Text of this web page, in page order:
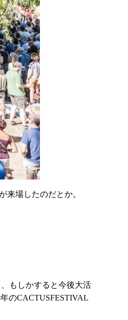
来場したのだとか。
もしかすると今後大活
のCACTUSFESTIVAL